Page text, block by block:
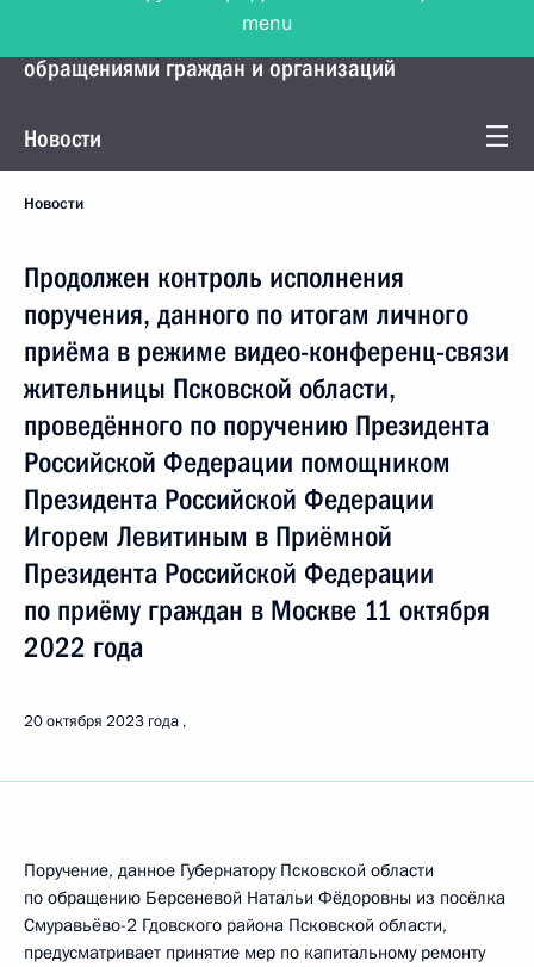
Управление Президента по работе с
обращениями граждан и организаций
Новости
Новости
Продолжен контроль исполнения
поручения, данного по итогам личного
приёма в режиме видео-конференц-связи
жительницы Псковской области,
проведённого по поручению Президента
Российской Федерации помощником
Президента Российской Федерации
Игорем Левитиным в Приёмной
Президента Российской Федерации
по приёму граждан в Москве 11 октября
2022 года
20 октября 2023 года
Поручение, данное Губернатору Псковской области
по обращению Берсеневой Натальи Фёдоровны из посёлка
Смуравьёво-2 Гдовского района Псковской области,
предусматривает принятие мер по капитальному ремонту